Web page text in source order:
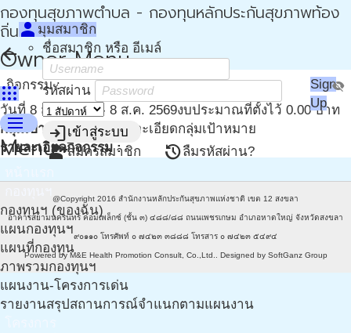
กองทุนสุขภาพตำบล - กองทุนหลักประกันสุขภาพท้อง
ถิ่น - กปท
Owner Menu
apps
person มุมสมาชิก
ชื่อสมาชิก หรือ อีเมล์
รหัสผ่าน visibility_off
loginเข้าสู่ระบบ
person_addสมัครสมาชิก restoreลืมรหัสผ่าน?
Sign
Up
menu
Menu
กองทุนฯ (ของฉัน)
แผนกองทุนฯ
แผนที่กองทุน
ภาพรวมกองทุนฯ
แผนงาน-โครงการเด่น
รายงานสรุปสถานการณ์จำแนกตามแผนงาน
arrow_back
กิจกรรม :
วันที่ 8 ส.ค. 2569 - 8 ส.ค. 2569งบประมาณที่ตั้งไว้ 0.00 บาท
กลุ่มเป้าหมาย0 คนรายละเอียดกลุ่มเป้าหมาย
รายละเอียดกิจกรรม :
@Copyright 2016 สำนักงานหลักประกันสุขภาพแห่งชาติ เขต 12 สงขลา
อาคารสยามนครินทร์ คอมเพล็กซ์ (ชั้น ๓) ๔๘๘/๘๘ ถนนเพชรเกษม อำเภอหาดใหญ่ จังหวัดสงขลา
๙๐๑๑๐ โทรศัพท์ ๐ ๗๔๒๓ ๓๘๘๘ โทรสาร ๐ ๗๔๒๓ ๕๔๙๔
Powered byM&E Health Promotion Consult, Co.,Ltd. . Designed by SoftGanz Group